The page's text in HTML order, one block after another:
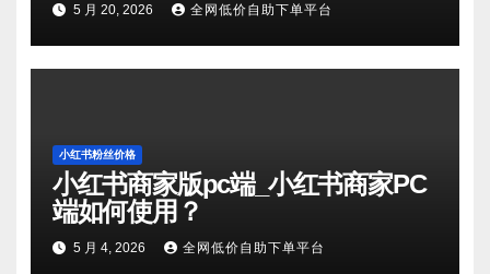
5 月 20, 2026 全网低价自助下单平台
小红书粉丝价格
小红书商家版pc端_小红书商家PC
端如何使用？
5 月 4, 2026 全网低价自助下单平台